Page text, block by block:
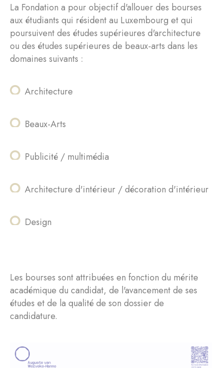
La Fondation a pour objectif d'allouer des bourses
aux étudiants qui résident au Luxembourg et qui
poursuivent des études supérieures d'architecture
ou des études supérieures de beaux-arts dans les
domaines suivants :
Architecture
Beaux-Arts
Publicité / multimédia
Architecture d'intérieur / décoration d'intérieur
Design
Les bourses sont attribuées en fonction du mérite
académique du candidat, de l'avancement de ses
études et de la qualité de son dossier de
candidature.